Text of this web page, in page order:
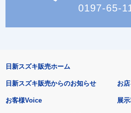
0197-65-
日新スズキ販売ホーム
日新スズキ販売からのお知らせ
お客様Voice
お
展